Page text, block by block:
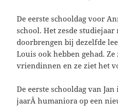
De eerste schooldag voor
school. Het zesde studiejaar
doorbrengen bij dezelfde
Louis ook hebben gehad.
vriendinnen en ze ziet het
De eerste schooldag van
jaarÂ humaniora op een